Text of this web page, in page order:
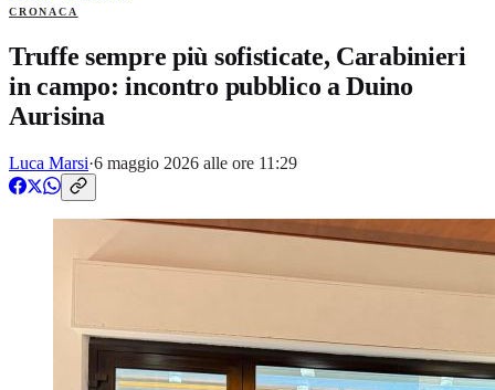
CRONACA
Truffe sempre più sofisticate, Carabinieri
in campo: incontro pubblico a Duino
Aurisina
Luca Marsi·6 maggio 2026 alle ore 11:29